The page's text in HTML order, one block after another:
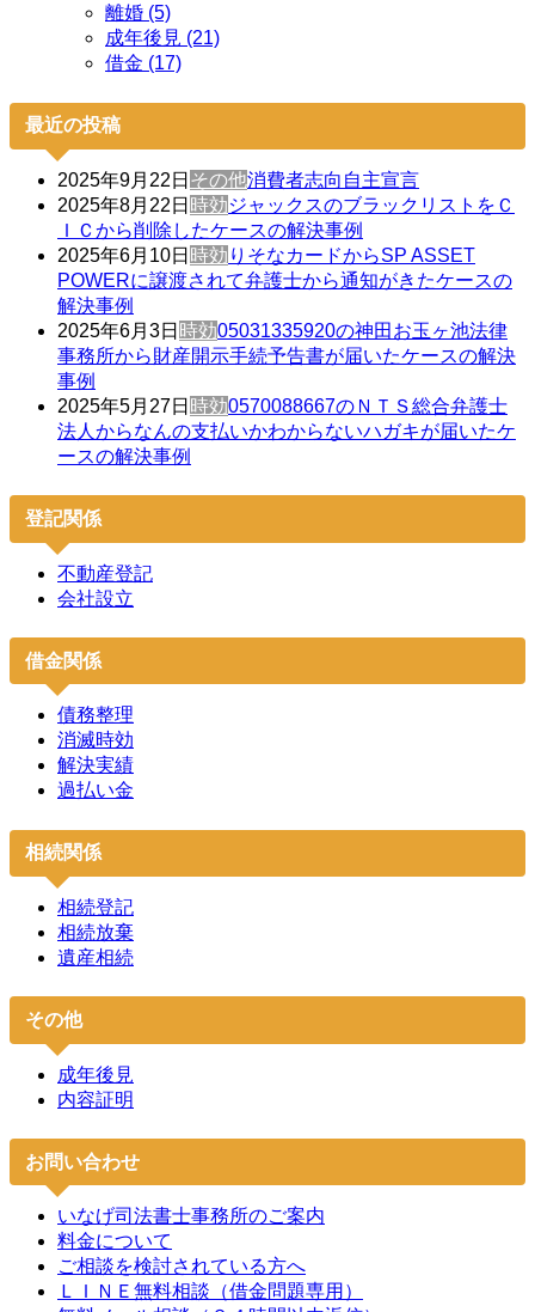
離婚 (5)
成年後見 (21)
借金 (17)
最近の投稿
2025年9月22日 その他消費者志向自主宣言
2025年8月22日 時効ジャックスのブラックリストをＣ
ＩＣから削除したケースの解決事例
2025年6月10日 時効 りそなカードからSP ASSET
POWERに譲渡されて弁護士から通知がきたケースの
解決事例
2025年6月3日 時効05031335920の神田お玉ヶ池法律
事務所から財産開示手続予告書が届いたケースの解決
事例
2025年5月27日 時効0570088667のＮＴＳ総合弁護士
法人からなんの支払いかわからないハガキが届いたケ
ースの解決事例
登記関係
不動産登記
会社設立
借金関係
債務整理
消滅時効
解決実績
過払い金
相続関係
相続登記
相続放棄
遺産相続
その他
成年後見
内容証明
お問い合わせ
いなげ司法書士事務所のご案内
料金について
ご相談を検討されている方へ
ＬＩＮＥ無料相談（借金問題専用）